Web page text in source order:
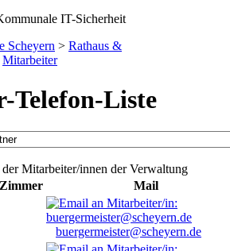
Scheyern > Rathaus &
Mitarbeiter
Telefon-Liste
Mitarbeiter/innen der Verwaltung
Zimmer
Mail
buergermeister@scheyern.de